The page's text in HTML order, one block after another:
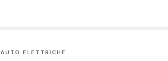
AUTO ELETTRICHE